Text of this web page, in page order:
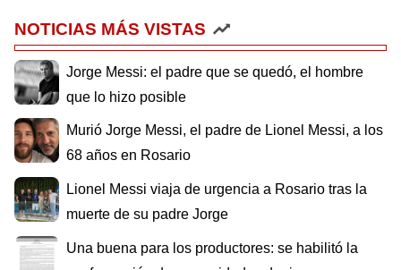
NOTICIAS MÁS VISTAS
Jorge Messi: el padre que se quedó, el hombre
que lo hizo posible
Murió Jorge Messi, el padre de Lionel Messi, a los
68 años en Rosario
Lionel Messi viaja de urgencia a Rosario tras la
muerte de su padre Jorge
Una buena para los productores: se habilitó la